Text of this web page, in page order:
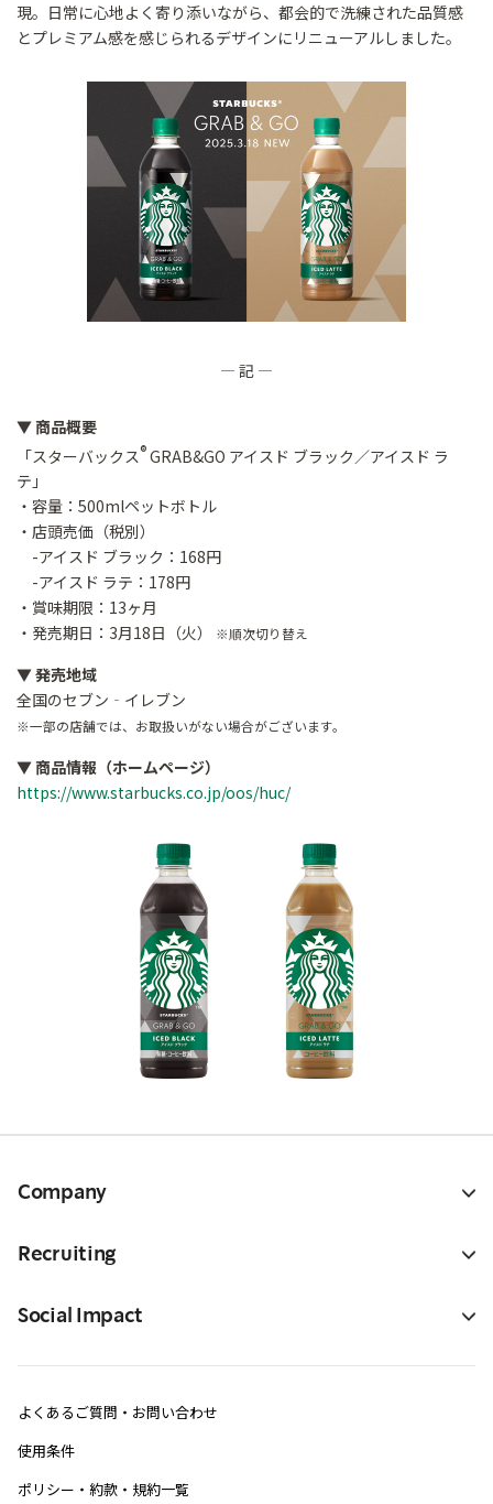
現。日常に心地よく寄り添いながら、都会的で洗練された品質感
とプレミアム感を感じられるデザインにリニューアルしました。
― 記 ―
▼ 商品概要
「スターバックス®GRAB&GO アイスド ブラック／アイスド ラ
テ」
・容量：500mlペットボトル
・店頭売価（税別）
-アイスド ブラック：168円
-アイスド ラテ：178円
・賞味期限：13ヶ月
・発売期日：3月18日（火）
※順次切り替え
▼ 発売地域
全国のセブン‐イレブン
※一部の店舗では、お取扱いがない場合がございます。
▼ 商品情報（ホームページ）
https://www.starbucks.co.jp/oos/huc/
Company
Recruiting
Social Impact
よくあるご質問・お問い合わせ
使用条件
ポリシー・約款・規約一覧